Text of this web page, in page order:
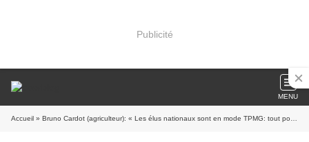
Publicité
MENU
Accueil » Bruno Cardot (agriculteur): « Les élus nationaux sont en mode TPMG: tout pour ma gueule »